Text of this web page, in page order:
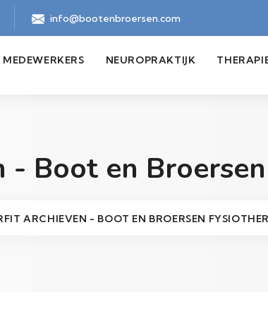
info@bootenbroersen.com
MEDEWERKERS NEUROPRAKTIJK
Boot en
ARCHIEVEN - BOOT EN BROERSEN